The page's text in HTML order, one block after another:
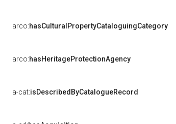
arco:hasCulturalPropertyCataloguingCategory
arco:hasHeritageProtectionAgency
a-cat:isDescribedByCatalogueRecord